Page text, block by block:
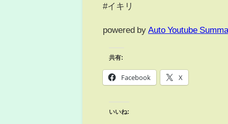
#イキリ
powered by Auto Youtube
共有:
Facebook X
いいね: